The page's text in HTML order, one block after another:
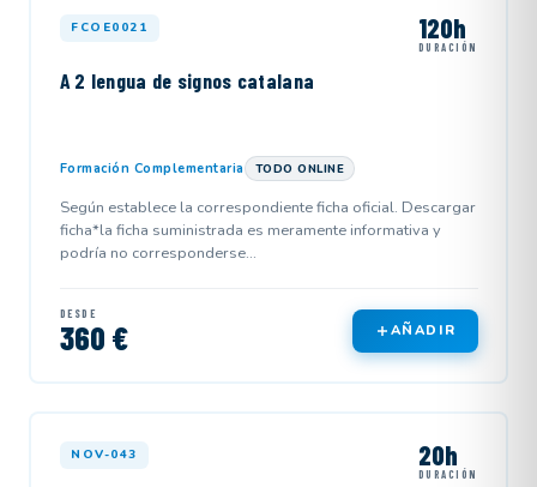
FCOE0021 120h
DURACIÓN
A 2 lengua de signos catalana
Formación Complementaria TODO ONLINE
Según establece la correspondiente ficha oficial. Descargar
ficha*la ficha suministrada es meramente informativa y
podría no corresponderse...
DESDE
360 € AÑADIR
NOV-043 20h
DURACIÓN